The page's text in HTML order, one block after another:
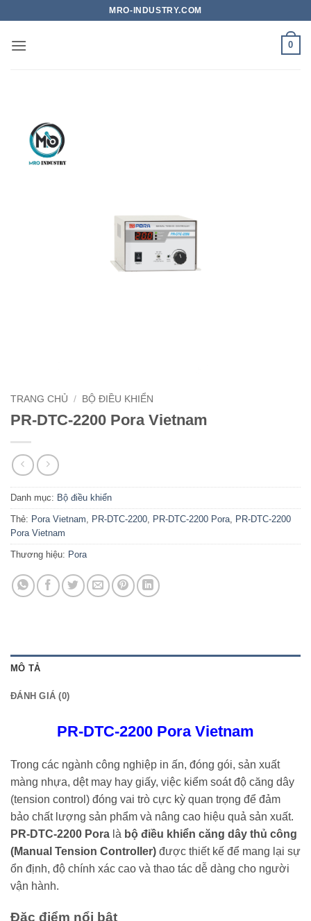
nội
MRO-INDUSTRY.COM
0
TRANG CHỦ / BỘ ĐIỀU KHIỂN
PR-DTC-2200 Pora Vietnam
Danh mục: Bộ điều khiển
Thẻ: Pora Vietnam, PR-DTC-2200, PR-DTC-2200 Pora, PR-DTC-2200
Pora Vietnam
Thương hiệu: Pora
MÔ TẢ
ĐÁNH GIÁ (0)
PR-DTC-2200 Pora Vietnam
Trong các ngành công nghiệp in ấn, đóng gói, sản xuất
màng nhựa, dệt may hay giấy, việc kiểm soát độ căng dây
(tension control) đóng vai trò cực kỳ quan trọng để đảm
bảo chất lượng sản phẩm và nâng cao hiệu quả sản xuất.
PR-DTC-2200 Pora là bộ điều khiển căng dây thủ công
(Manual Tension Controller) được thiết kế để mang lại sự
ổn định, độ chính xác cao và thao tác dễ dàng cho người
vận hành.
Đặc điểm nổi bật